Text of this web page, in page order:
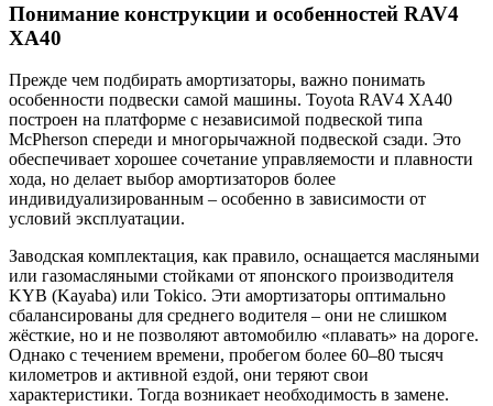
Понимание конструкции и особенностей RAV4
XA40
Прежде чем подбирать амортизаторы, важно понимать
особенности подвески самой машины. Toyota RAV4 XA40
построен на платформе с независимой подвеской типа
McPherson спереди и многорычажной подвеской сзади. Это
обеспечивает хорошее сочетание управляемости и плавности
хода, но делает выбор амортизаторов более
индивидуализированным – особенно в зависимости от
условий эксплуатации.
Заводская комплектация, как правило, оснащается масляными
или газомасляными стойками от японского производителя
KYB (Kayaba) или Tokico. Эти амортизаторы оптимально
сбалансированы для среднего водителя – они не слишком
жёсткие, но и не позволяют автомобилю «плавать» на дороге.
Однако с течением времени, пробегом более 60–80 тысяч
километров и активной ездой, они теряют свои
характеристики. Тогда возникает необходимость в замене.